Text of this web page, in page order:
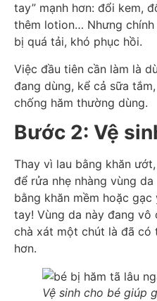
tay” mạnh hơn: đổi kem,
thêm lotion… Nhưng
bị quá tải, khó phục hồi.
Việc đầu tiên cần làm là
đang dùng, kể cả sữa
chống hăm thường dùng.
Bước 2: Vệ
Thay vì lau bằng khăn
để rửa nhẹ nhàng vùng
bằng khăn mềm hoặc
tay! Vùng da này đang vô
chà xát một chút là đã có
hơn.
Vệ sinh cho bé giúp